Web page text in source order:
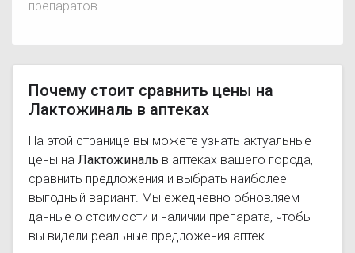
препаратов
Почему стоит сравнить цены на
Лактожиналь в аптеках
На этой странице вы можете узнать актуальные
цены на Лактожиналь в аптеках вашего города,
сравнить предложения и выбрать наиболее
выгодный вариант. Мы ежедневно обновляем
данные о стоимости и наличии препарата, чтобы
вы видели реальные предложения аптек.